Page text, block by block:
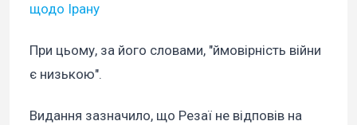
щодо Ірану
При цьому, за його словами, "ймовірність війни
є низькою".
Видання зазначило, що Резаї не відповів на